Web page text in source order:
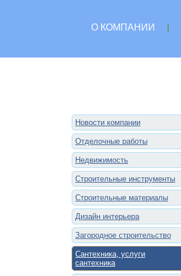
О КОМПАНИИ
Новости компании
Отделочные работы
Недвижимость
Строительные инструменты
Строительные материалы
Дизайн интерьера
Загородное строительство
Сантехника, услуги
сантехника